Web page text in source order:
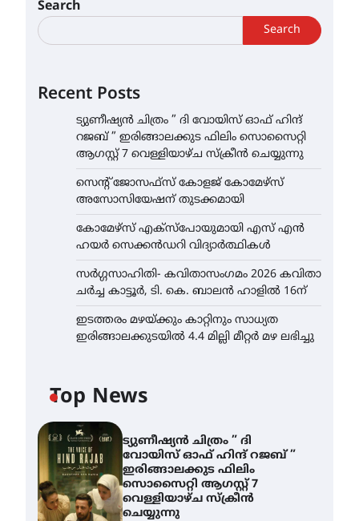
Search
Search
Recent Posts
ട്യുണീഷ്യൻ ചിത്രം ” ദി വോയിസ് ഓഫ് ഹിന്ദ്
റജബ് ” ഇരിങ്ങാലക്കുട ഫിലിം സൊസൈറ്റി
ആഗസ്റ്റ് 7 വെള്ളിയാഴ്ച സ്‌ക്രീൻ ചെയ്യുന്നു
സെന്റ് ജോസഫ്സ് കോളജ് കോമേഴ്‌സ്
അസോസിയേഷന് തുടക്കമായി
കോമേഴ്സ് എക്സ്പോയുമായി എസ് എൻ
ഹയർ സെക്കൻഡറി വിദ്യാർത്ഥികൾ
സർഗ്ഗസാഹിതി- കവിതാസംഗമം 2026 കവിതാ
ചർച്ച കാട്ടൂർ, ടി. കെ. ബാലൻ ഹാളിൽ 16ന്
ഇടത്തരം മഴയ്ക്കും കാറ്റിനും സാധ്യത
ഇരിങ്ങാലക്കുടയിൽ 4.4 മില്ലി മീറ്റർ മഴ ലഭിച്ചു
Top News
ട്യുണീഷ്യൻ ചിത്രം ” ദി
വോയിസ് ഓഫ് ഹിന്ദ് റജബ് ”
ഇരിങ്ങാലക്കുട ഫിലിം
സൊസൈറ്റി ആഗസ്റ്റ് 7
വെള്ളിയാഴ്ച സ്‌ക്രീൻ
ചെയ്യുന്നു